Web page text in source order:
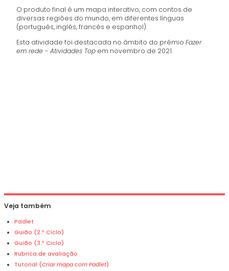
O produto final é um mapa interativo, com contos de
diversas regiões do mundo, em diferentes línguas
(português, inglês, francês e espanhol).
Esta atividade foi destacada no âmbito do prémioFazer
em rede - Atividades Top em novembro de 2021.
Veja também
Padlet
Guião (2.º Ciclo)
Guião (3.º Ciclo)
Rubrica de avaliação
Tutorial (Criar mapa com Padlet)